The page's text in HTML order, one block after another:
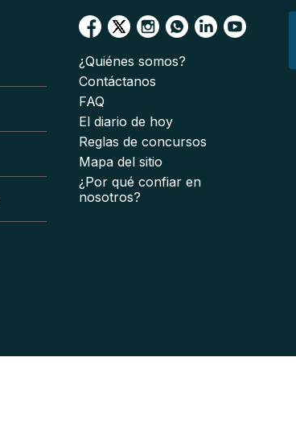
¿Quiénes somos?
Contáctanos
FAQ
El diario de hoy
Reglas de concursos
Mapa del sitio
¿Por qué confiar en
nosotros?